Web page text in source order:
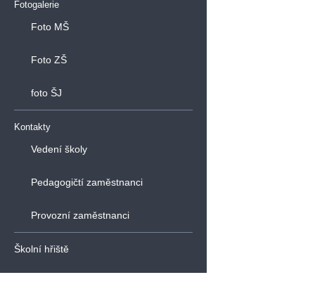
Fotogalerie
Foto MŠ
Foto ZŠ
foto ŠJ
Kontakty
Vedení školy
Pedagogičtí zaměstnanci
Provozní zaměstnanci
Školní hřiště